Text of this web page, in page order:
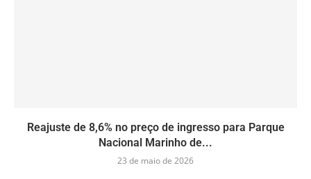
Reajuste de 8,6% no preço de ingresso para Parque
Nacional Marinho de...
23 de maio de 2026